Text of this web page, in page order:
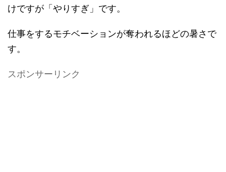
けですが「やりすぎ」です。
仕事をするモチベーションが奪われるほどの暑さで
す。
スポンサーリンク